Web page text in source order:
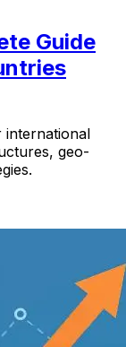
Guide
international
geo-